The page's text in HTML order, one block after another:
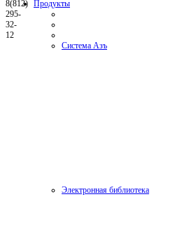
8(812)
295-
32-
12
Продукты
Система Азъ
Электронная библиотека